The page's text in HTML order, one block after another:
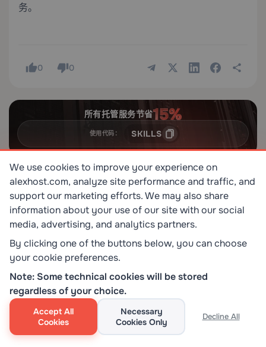
务。
0 0
所有托管服务节省
使用代码： SKILLS
相关常见问题解答
32 2 min
We use cookies to improve your experience on
alexhost.com, analyze site performance and traffic, and
support our marketing efforts. We may also share
information about your use of our site with our social
media, advertising, and analytics partners.
By clicking one of the buttons below, you can choose
your cookie preferences.
Note: Some technical cookies will be stored
regardless of your choice.
Accept All
Cookies
Necessary
Cookies Only
Decline All